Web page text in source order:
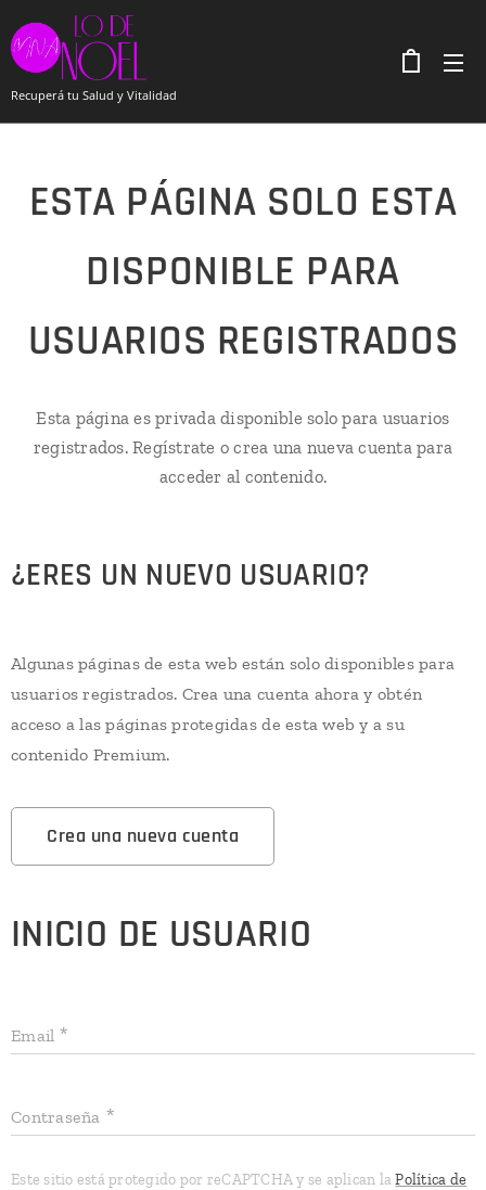
Recuperá tu Salud y Vitalidad
ESTA PÁGINA SOLO ESTA
DISPONIBLE PARA
USUARIOS REGISTRADOS
Esta página es privada disponible solo para usuarios
registrados. Regístrate o crea una nueva cuenta para
acceder al contenido.
¿ERES UN NUEVO USUARIO?
Algunas páginas de esta web están solo disponibles para
usuarios registrados. Crea una cuenta ahora y obtén
acceso a las páginas protegidas de esta web y a su
contenido Premium.
Crea una nueva cuenta
INICIO DE USUARIO
Email
Contraseña
Este sitio está protegido por reCAPTCHA y se aplican laPolítica de